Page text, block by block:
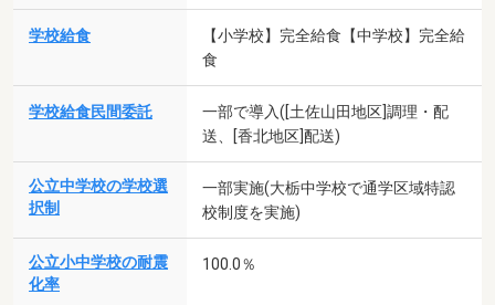
学校給食
【小学校】完全給食【中学校】完全給
食
学校給食民間委託
一部で導入([土佐山田地区]調理・配
送、[香北地区]配送)
公立中学校の学校選
択制
一部実施(大栃中学校で通学区域特認
校制度を実施)
公立小中学校の耐震
化率
100.0％